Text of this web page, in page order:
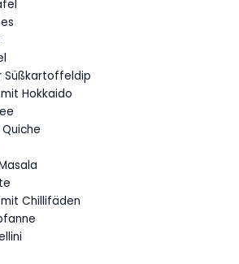
Süßkartoffeldip
Hokkaido
Chillifäden